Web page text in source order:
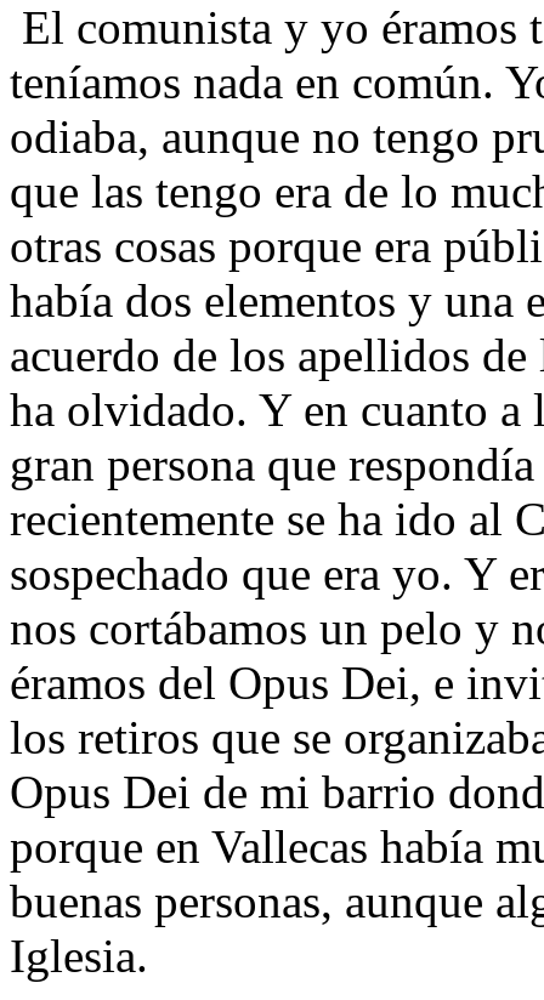
El comunista y yo éramos
teníamos nada en común.
odiaba, aunque no tengo
que las tengo era de lo
otras cosas porque era
había dos elementos y una
acuerdo de los apellidos
ha olvidado. Y en cuanto a
gran persona que
recientemente se ha ido al
sospechado que era yo. Y
nos cortábamos un pelo y
éramos del Opus Dei, e
los retiros que se
Opus Dei de mi barrio
porque en Vallecas había
buenas personas, aunque
Iglesia.